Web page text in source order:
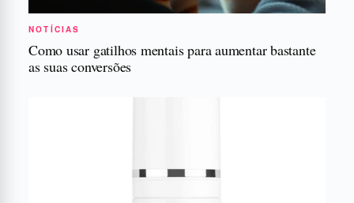
NOTÍCIAS
Como usar gatilhos mentais para aumentar bastante
as suas conversões